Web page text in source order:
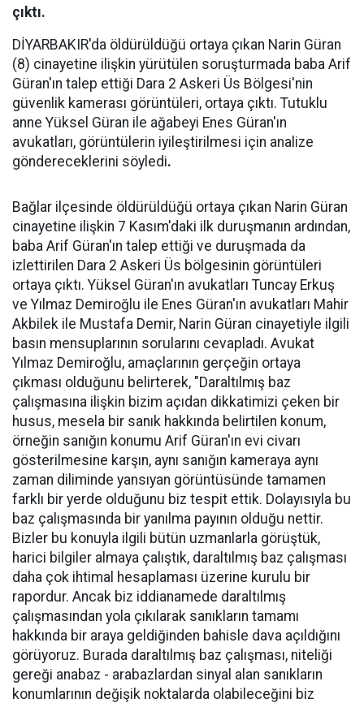
çıktı.
DİYARBAKIR'da öldürüldüğü ortaya çıkan Narin Güran
(8) cinayetine ilişkin yürütülen soruşturmada baba Arif
Güran'ın talep ettiği Dara 2 Askeri Üs Bölgesi'nin
güvenlik kamerası görüntüleri, ortaya çıktı. Tutuklu
anne Yüksel Güran ile ağabeyi Enes Güran'ın
avukatları, görüntülerin iyileştirilmesi için analize
göndereceklerini söyledi.
Bağlar ilçesinde öldürüldüğü ortaya çıkan Narin Güran
cinayetine ilişkin 7 Kasım'daki ilk duruşmanın ardından,
baba Arif Güran'ın talep ettiği ve duruşmada da
izlettirilen Dara 2 Askeri Üs bölgesinin görüntüleri
ortaya çıktı. Yüksel Güran'ın avukatları Tuncay Erkuş
ve Yılmaz Demiroğlu ile Enes Güran'ın avukatları Mahir
Akbilek ile Mustafa Demir, Narin Güran cinayetiyle ilgili
basın mensuplarının sorularını cevapladı. Avukat
Yılmaz Demiroğlu, amaçlarının gerçeğin ortaya
çıkması olduğunu belirterek, "Daraltılmış baz
çalışmasına ilişkin bizim açıdan dikkatimizi çeken bir
husus, mesela bir sanık hakkında belirtilen konum,
örneğin sanığın konumu Arif Güran'ın evi civarı
gösterilmesine karşın, aynı sanığın kameraya aynı
zaman diliminde yansıyan görüntüsünde tamamen
farklı bir yerde olduğunu biz tespit ettik. Dolayısıyla bu
baz çalışmasında bir yanılma payının olduğu nettir.
Bizler bu konuyla ilgili bütün uzmanlarla görüştük,
harici bilgiler almaya çalıştık, daraltılmış baz çalışması
daha çok ihtimal hesaplaması üzerine kurulu bir
rapordur. Ancak biz iddianamede daraltılmış
çalışmasından yola çıkılarak sanıkların tamamı
hakkında bir araya geldiğinden bahisle dava açıldığını
görüyoruz. Burada daraltılmış baz çalışması, niteliği
gereği anabaz - arabazlardan sinyal alan sanıkların
konumlarının değişik noktalarda olabileceğini biz